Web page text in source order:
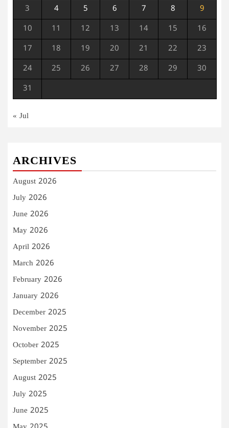
3 4 5 6 7 8 9
10 11 12 13 14 15 16
17 18 19 20 21 22 23
24 25 26 27 28 29 30
31
« Jul
ARCHIVES
August 2026
July 2026
June 2026
May 2026
April 2026
March 2026
February 2026
January 2026
December 2025
November 2025
October 2025
September 2025
August 2025
July 2025
June 2025